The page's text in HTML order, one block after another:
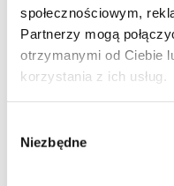
społecznościowym,
Partnerzy mogą
otrzymanymi od Ciebie
korzystania z ich usług.
zgody
Niezbędne